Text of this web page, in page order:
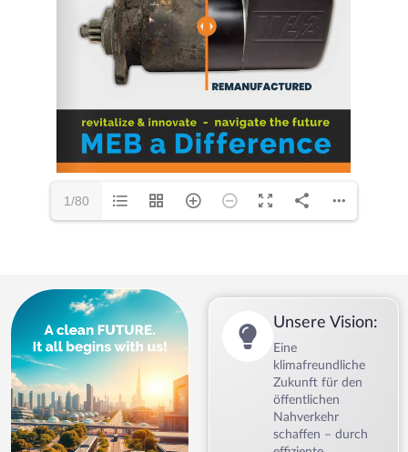
1/80
Unsere Vision:
Eine
klimafreundliche
Zukunft für den
öffentlichen
Nahverkehr
schaffen – durch